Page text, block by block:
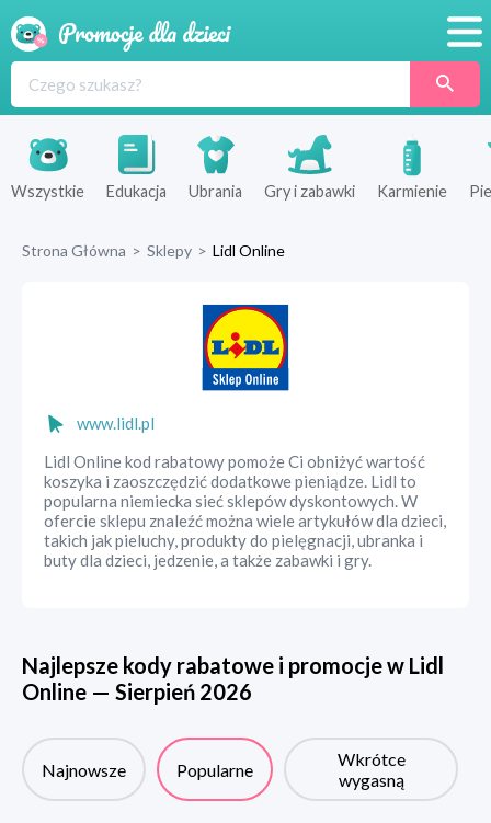
Produkty
Sklepy
Wszystkie Edukacja Ubrania Gry i zabawki Karmienie
Strona Główna > Sklepy > Lidl Online
www.lidl.pl
Lidl Online kod rabatowy pomoże Ci obniżyć wartość
koszyka i zaoszczędzić dodatkowe pieniądze. Lidl to
popularna niemiecka sieć sklepów dyskontowych. W
ofercie sklepu znaleźć można wiele artykułów dla dzieci,
takich jak pieluchy, produkty do pielęgnacji, ubranka i
buty dla dzieci, jedzenie, a także zabawki i gry.
Najlepsze kody rabatowe i promocje w Lidl
Online — Sierpień 2026
Najnowsze Popularne
Wkrótce
wygasną